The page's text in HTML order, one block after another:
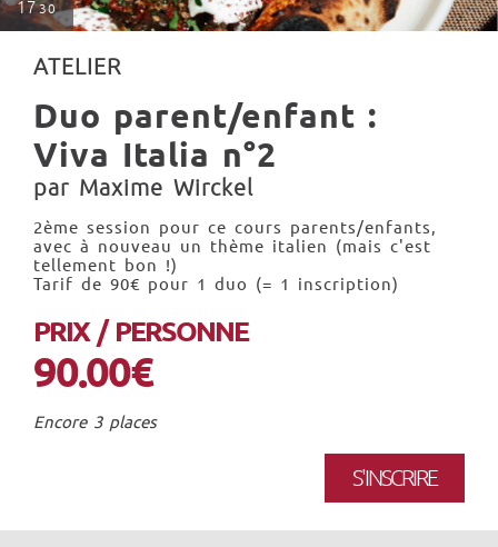
1730
ATELIER
Duo parent/enfant :
Viva Italia n°2
par Maxime Wirckel
2ème session pour ce cours parents/enfants,
avec à nouveau un thème italien (mais c'est
tellement bon !)
Tarif de 90€ pour 1 duo (= 1 inscription)
PRIX / PERSONNE
90.00€
Encore 3 places
S'INSCRIRE